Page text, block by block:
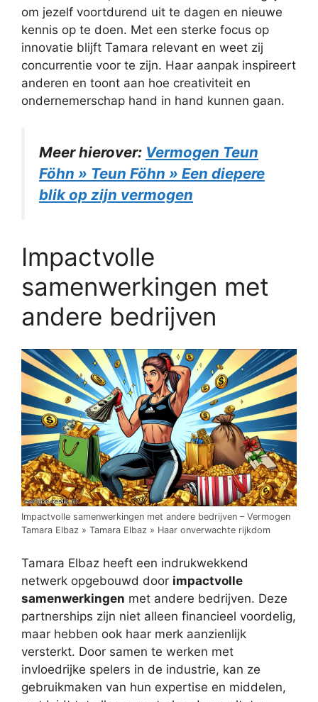
om jezelf voortdurend uit te dagen en nieuwe
kennis op te doen. Met een sterke focus op
innovatie blijft Tamara relevant en weet zij
concurrentie voor te zijn. Haar aanpak inspireert
anderen en toont aan hoe creativiteit en
ondernemerschap hand in hand kunnen gaan.
Meer hierover: Vermogen Teun
Föhn » Teun Föhn » Een diepere
blik op zijn vermogen
Impactvolle
samenwerkingen met
andere bedrijven
Impactvolle samenwerkingen met andere bedrijven – Vermogen
Tamara Elbaz » Tamara Elbaz » Haar onverwachte rijkdom
Tamara Elbaz heeft een indrukwekkend
netwerk opgebouwd door impactvolle
samenwerkingen met andere bedrijven. Deze
partnerships zijn niet alleen financieel voordelig,
maar hebben ook haar merk aanzienlijk
versterkt. Door samen te werken met
invloedrijke spelers in de industrie, kan ze
gebruikmaken van hun expertise en middelen,